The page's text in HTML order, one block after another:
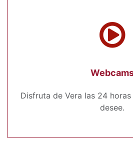
Disfruta de Vera las 24
desee.